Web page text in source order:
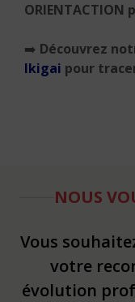
➡️ Découvrez
Ikigai pour
NOUS
Vous
votre
évolution